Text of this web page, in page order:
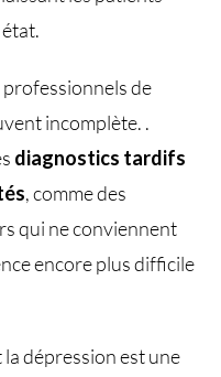
professionnels de
incomplète. .
diagnostics tardifs
, comme des
qui ne conviennent
encore plus difficile
dépression est une